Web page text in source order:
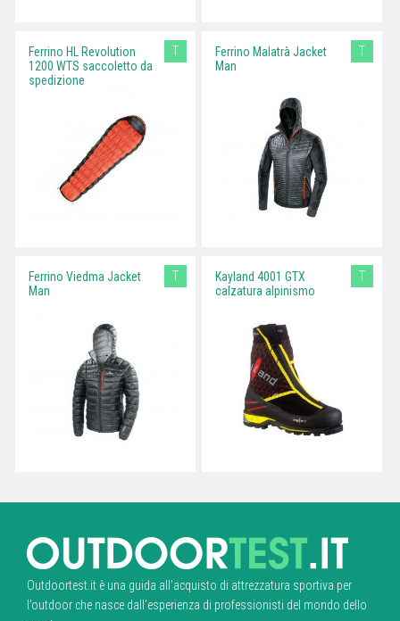
Ferrino HL Revolution
1200 WTS saccoletto da
spedizione
T
Ferrino Malatrà Jacket
Man
T
Ferrino Viedma Jacket
Man
T
Kayland 4001 GTX
calzatura alpinismo
T
Outdoortest.it è una guida all’acquisto di attrezzatura sportiva per
l’outdoor che nasce dall’esperienza di professionisti del mondo dello